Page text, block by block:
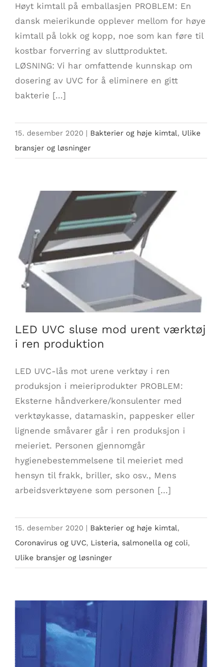
Høyt kimtall på emballasjen PROBLEM: En
dansk meierikunde opplever mellom for høye
kimtall på lokk og kopp, noe som kan føre til
kostbar forverring av sluttproduktet.
LØSNING: Vi har omfattende kunnskap om
dosering av UVC for å eliminere en gitt
bakterie [...]
15. desember 2020 | Bakterier og høje kimtal, Ulike
bransjer og løsninger
LED UVC sluse mod urent værktøj i ren
produktion
LED UVC sluse mod urent værktøj
i ren produktion
LED UVC-lås mot urene verktøy i ren
produksjon i meieriprodukter PROBLEM:
Eksterne håndverkere/konsulenter med
verktøykasse, datamaskin, pappesker eller
lignende småvarer går i ren produksjon i
meieriet. Personen gjennomgår
hygienebestemmelsene til meieriet med
hensyn til frakk, briller, sko osv., Mens
arbeidsverktøyene som personen [...]
15. desember 2020 | Bakterier og høje kimtal,
Coronavirus og UVC, Listeria, salmonella og coli,
Ulike bransjer og løsninger